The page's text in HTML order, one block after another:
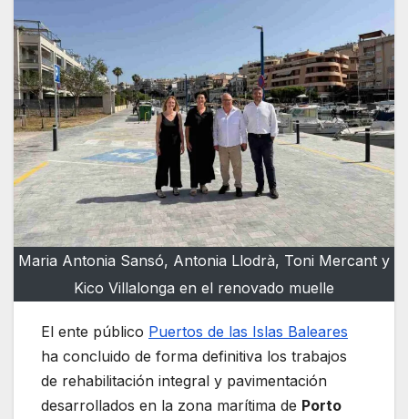
Maria Antonia Sansó, Antonia Llodrà, Toni Mercant y
Kico Villalonga en el renovado muelle
El ente público Puertos de las Islas Baleares
ha concluido de forma definitiva los trabajos
de rehabilitación integral y pavimentación
desarrollados en la zona marítima de Porto